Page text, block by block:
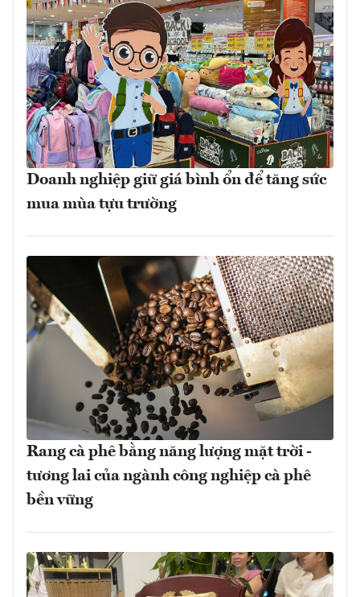
Doanh nghiệp giữ giá bình ổn để tăng sức
mua mùa tựu trường
Rang cà phê bằng năng lượng mặt trời -
tương lai của ngành công nghiệp cà phê
bền vững